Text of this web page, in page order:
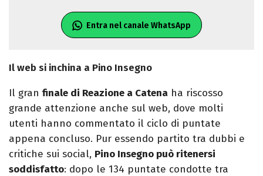
Entra nel canale WhatsApp
Il web si inchina a Pino Insegno
Il gran finale di Reazione a Catena ha riscosso
grande attenzione anche sul web, dove molti
utenti hanno commentato il ciclo di puntate
appena concluso. Pur essendo partito tra dubbi e
critiche sui social, Pino Insegno può ritenersi
soddisfatto: dopo le 134 puntate condotte tra